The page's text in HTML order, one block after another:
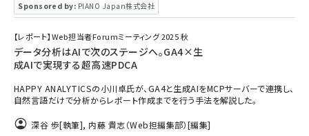
Sponsored by: PIANO Japan株式会社
【レポート】Web担当者Forumミーティング 2025 秋
データ分析はAIで次のステージへ。GA4×生
成AIで実現する超高速PDCA
HAPPY ANALYTICSの小川卓氏が、GA4と生成AIをMCPサーバーで連携し、
自然言語だけで分析からレポート作成までを行う手法を解説した。
深谷 歩[執筆], 内藤 貴志（Web担編集部）[編集]